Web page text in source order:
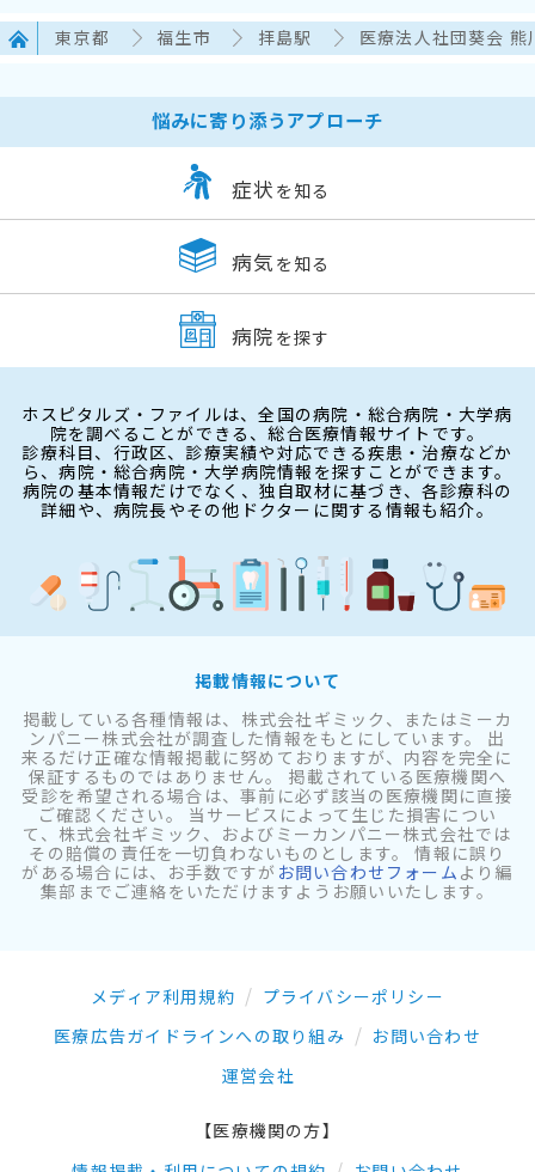
東京都 福生市 拝島駅 医療法人社団葵会 熊
悩みに寄り添うアプローチ
症状 を知る
病気 を知る
病院 を探す
ホスピタルズ・ファイルは、全国の病院・総合病院・大学病
院を調べることができる、総合医療情報サイトです。
診療科目、行政区、診療実績や対応できる疾患・治療などか
ら、病院・総合病院・大学病院情報を探すことができます。
病院の基本情報だけでなく、独自取材に基づき、各診療科の
詳細や、病院長やその他ドクターに関する情報も紹介。
掲載情報について
掲載している各種情報は、株式会社ギミック、またはミーカ
ンパニー株式会社が調査した情報をもとにしています。 出
来るだけ正確な情報掲載に努めておりますが、内容を完全に
保証するものではありません。 掲載されている医療機関へ
受診を希望される場合は、事前に必ず該当の医療機関に直接
ご確認ください。 当サービスによって生じた損害につい
て、株式会社ギミック、およびミーカンパニー株式会社では
その賠償の責任を一切負わないものとします。 情報に誤り
がある場合には、お手数ですが お問い合わせフォーム より編
集部までご連絡をいただけますようお願いいたします。
メディア利用規約
プライバシーポリシー
医療広告ガイドラインへの取り組み
お問い合わせ
運営会社
【医療機関の方】